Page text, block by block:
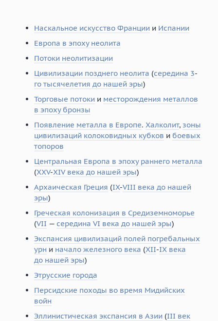
Наскальное искусство Франции и Испании
Европа в эпоху неолита
Потоки неолитизации
Цивилизации позднего неолита (середина 3-
го тысячелетия до нашей эры)
Торговые потоки и месторождения металлов
в эпоху бронзы
Появление металла в Европе. Халколит, зоны
цивилизаций колоковидных кубков и боевых
топоров
Центральная Европа в эпоху раннего металла
(XXV-XIV века до нашей эры)
Архаическая Греция (IX-VIII века до нашей
эры)
Греческая колонизация в Средиземноморье
(VII — середина VI века до нашей эры)
Экспансия цивилизаций полей погребальных
урн и начало железного века (XII-IX века
до нашей эры)
Этрусские города
Персидские походы во время Мидийских
войн
Эллинистическая экспансия в Азии (III век